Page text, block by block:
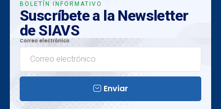
BOLETÍN INFORMATIVO
Suscríbete a la Newsletter
de SIAVS
Correo electrónico
Enviar